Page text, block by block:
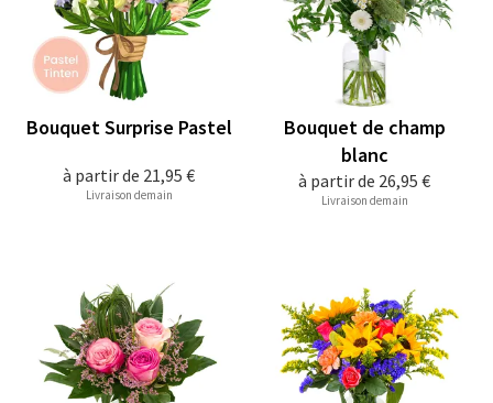
à partir de 21,95 €
Bouquet Surprise Pastel
Livraison demain
à partir de 26,95 €
Bouquet de champ
blanc
Livraison demain